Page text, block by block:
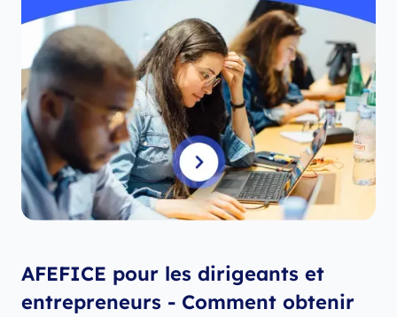
AFEFICE pour les dirigeants et
entrepreneurs - Comment obtenir